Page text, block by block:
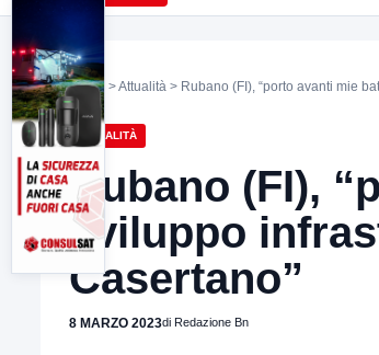
Home >Attualità > Rubano (FI), “porto avanti mie
ATTUALITÀ
Rubano (FI),
sviluppo
Casertano”
8 MARZO 2023di Redazione Bn